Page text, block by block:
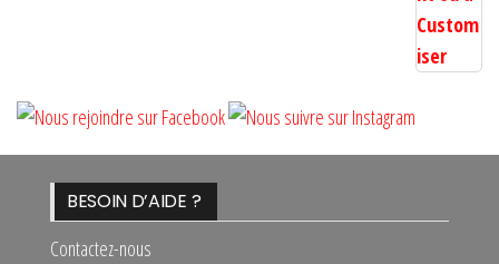
BESOIN D’AIDE ?
Contactez-nous